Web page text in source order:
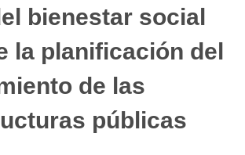
bienestar social
la planificación del
de las
públicas